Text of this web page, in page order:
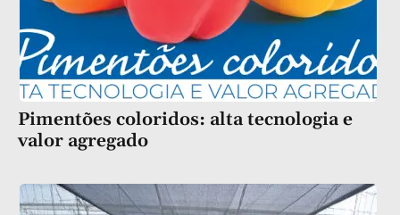
Pimentões coloridos: alta tecnologia e
valor agregado